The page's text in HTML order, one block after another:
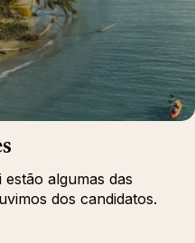
algumas das
dos candidatos.